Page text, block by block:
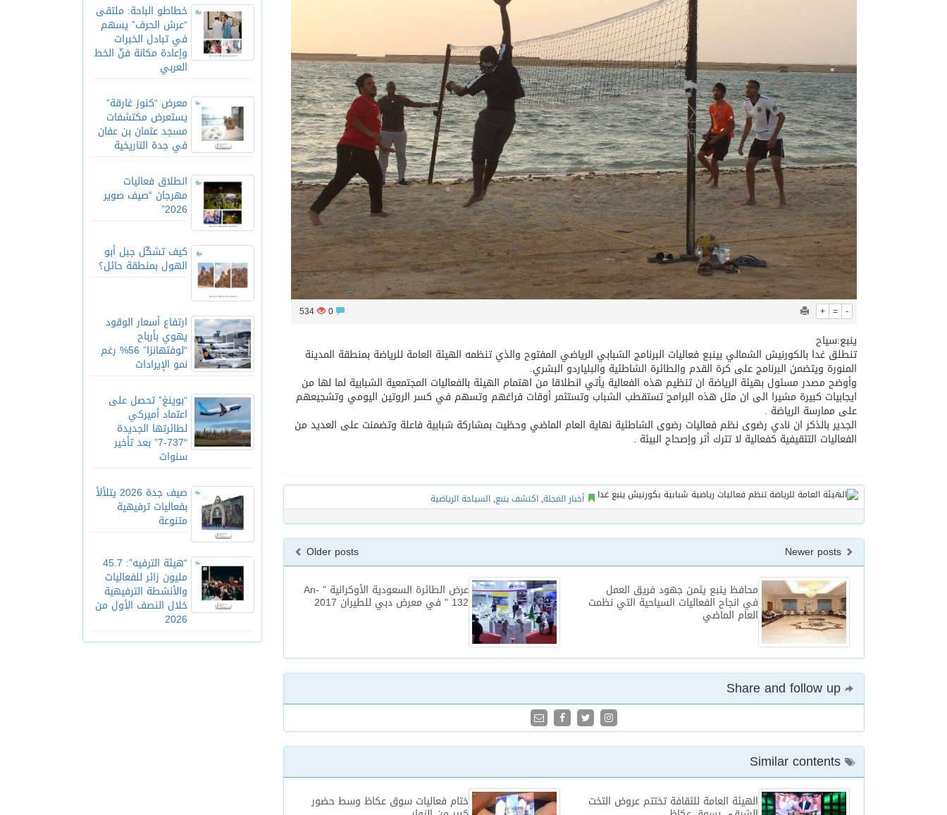
خطاطو الباحة: ملتقى
“عرش الحرف” يسهم
في تبادل الخبرات
وإعادة مكانة فنّ الخط
العربي
معرض “كنوز غارقة”
يستعرض مكتشفات
مسجد عثمان بن عفان
في جدة التاريخية
انطلاق فعاليات
مهرجان “صيف صوير
2026”
كيف تشكّل جبل أبو
الهول بمنطقة حائل؟
ارتفاع أسعار الوقود
يهوي بأرباح
“لوفتهانزا” 56% رغم
نمو الإيرادات
“بوينغ” تحصل على
اعتماد أميركي
لطائرتها الجديدة
“737-7” بعد تأخير
سنوات
صيف جدة 2026 يتلألأ
بفعاليات ترفيهية
متنوعة
“هيئة الترفيه”: 45.7
مليون زائر للفعاليات
والأنشطة الترفيهية
خلال النصف الأول من
2026
+ = -
534
ينبع:سياح
تنطلق غدا بالكورنيش الشمالي بينبع فعاليات البرنامج الشبابي الرياضي المفتوح والذي تنظمه الهيئة العامة للرياضة بمنطقة المدينة
المنورة ويتضمن البرنامج على كرة القدم والطائرة الشاطئية والبلياردو البشري.
وأوضح مصدر مسئول بهيئة الرياضة ان تنظيم هذه الفعالية يأتي انطلاقا من اهتمام الهيئة بالفعاليات المجتمعية الشبابية لما لها من
ايجابيات كبيرة مشيرا الى ان مثل هذه البرامج تستقطب الشباب وتستثمر أوقات فراغهم وتسهم في كسر الروتين اليومي وتشجيعهم
على ممارسة الرياضة .
الجدير بالذكر ان نادي رضوى نظم فعاليات رضوى الشاطئية نهاية العام الماضي وحظيت بمشاركة شبابية فاعلة وتضمنت على العديد من
الفعاليات التثقيفية كفعالية لا تترك أثر وإصحاح البيئة .
أخبار المجلة, اكتشف ينبع, السياحة الرياضية
Older posts
عرض الطائرة السعودية الأوكرانية " An-
132 " في معرض دبي للطيران 2017
محافظ ينبع يثمن جهود فريق العمل
في انجاح الفعاليات السياحية التي نظمت
العام الماضي
ختام فعاليات سوق عكاظ وسط حضور الهيئة العامة للثقافة تختتم عروض التخت